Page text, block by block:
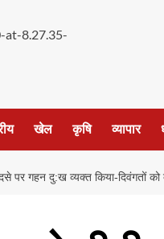
खेल कृषि व्यापार
पर गहन दु:ख व्यक्त किया-दिवंगतों को